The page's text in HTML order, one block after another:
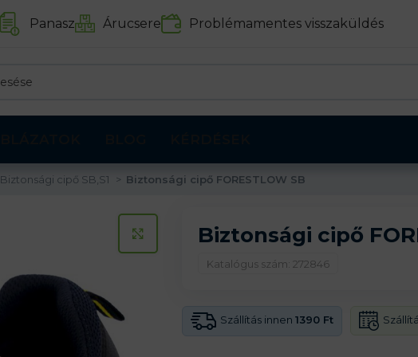
Panasz Árucsere Problémamentes visszaküldés
Biztonsági cipő SB,S1 Biztonsági cipő FORESTLOW SB
KATTINTS A KINAGYÍTÁSHOZ
Biztonsági cipő
Katalógus szám: 272846
Szállítás innen 1390 Ft